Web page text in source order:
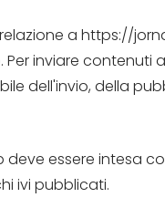
a https://
inviare contenuti
dell'invio, della
essere intesa
ivi pubblicati.